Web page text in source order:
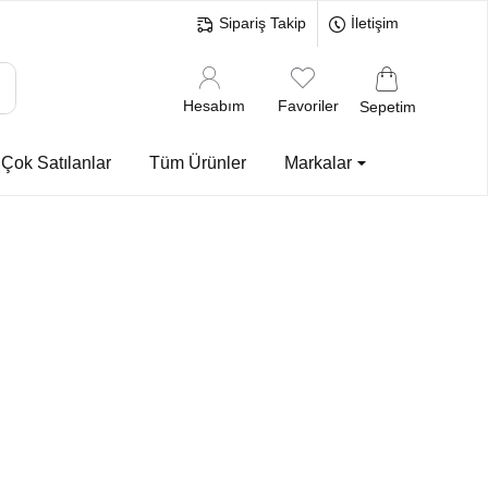
Sipariş Takip İletişim
Hesabım Favoriler Sepetim
Çok Satılanlar Tüm Ürünler Markalar